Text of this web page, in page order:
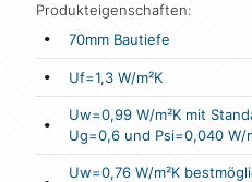
Produkteigenschaften:
70mm Bautiefe
Uf=1,3 W/m²K
Uw=0,99 W/m²K mit
Ug=0,6 und Psi=0,040 W/
Uw=0,76 W/m²K